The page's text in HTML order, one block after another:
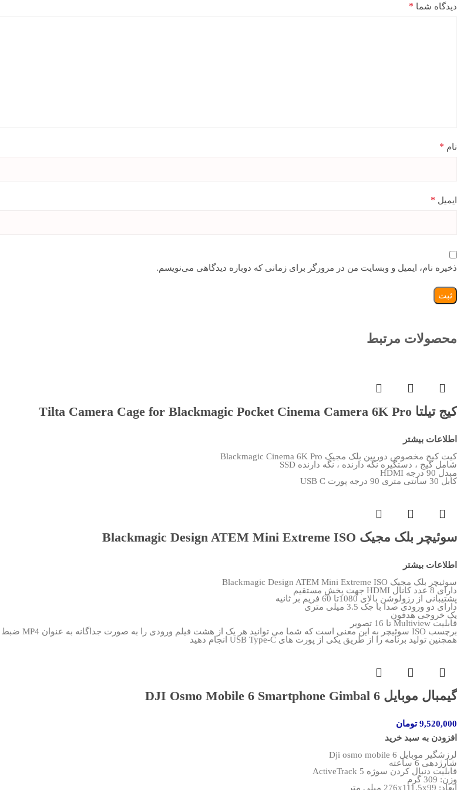
دیدگاه شما *
نام *
ایمیل *
ذخیره نام، ایمیل و وبسایت من در مرورگر برای زمانی که دوباره دیدگاهی می‌نویسم.
محصولات مرتبط
کیج تیلتا Tilta Camera Cage for Blackmagic Pocket Cinema Camera 6K Pro
اطلاعات بیشتر
کیت کیج مخصوص دوربین بلک مجیک Blackmagic Cinema 6K Pro
شامل کیج ، دستگیره نگه دارنده ، نگه دارنده SSD
مبدل 90 درجه HDMI
کابل 30 سانتی متری 90 درجه پورت USB C
سوئیچر بلک مجیک Blackmagic Design ATEM Mini Extreme ISO
اطلاعات بیشتر
سوئیچر بلک مجیک Blackmagic Design ATEM Mini Extreme ISO
دارای 8 عدد کانال HDMI جهت پخش مستقیم
پشتیبانی از رزولوشن بالای 1080تا 60 فریم بر ثانیه
دارای دو ورودی صدا با جک 3.5 میلی متری
یک خروجی هدفون
قابلیت Multiview تا 16 تصویر
برچسب ISO سوئیچر به این معنی است که شما می توانید هر یک از هشت فیلم ورودی را به صورت جداگانه به عنوان MP4 ضبط کنید
همچنین تولید برنامه را از طریق یکی از پورت های USB Type-C انجام دهید
گیمبال موبایل 6 DJI Osmo Mobile 6 Smartphone Gimbal
9,520,000 تومان
افزودن به سبد خرید
لرزشگیر موبایل Dji osmo mobile 6
شارژدهی 6 ساعته
قابلیت دنبال کردن سوژه ActiveTrack 5
وزن: 309 گرم
ابعاد: 276x111.5x99 میلی متر